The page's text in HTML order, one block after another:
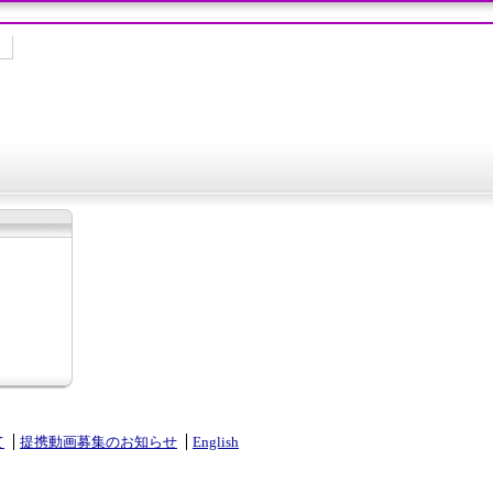
提携動画募集のお知らせ English